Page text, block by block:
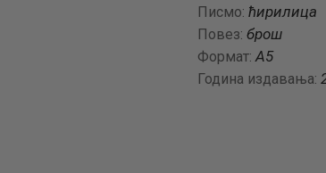
Писмо: ћирилица
Повез: брош
Формат:А5
Година издавања: